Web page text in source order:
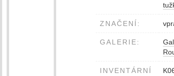
ZNAČENÍ:
GALERIE:
INVENTÁRNÍ